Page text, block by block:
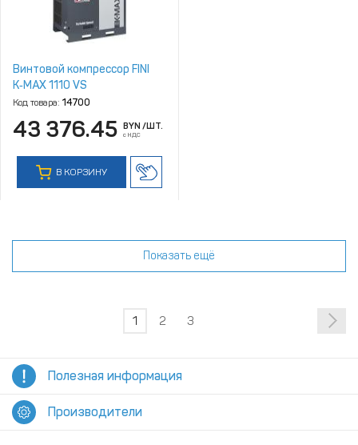
Винтовой компрессор FINI
K‑MAX 1110 VS
Код товара: 14700
43 376.45 BYN /ШТ.
с НДС
В КОРЗИНУ
Показать ещё
1 2 3
Полезная информация
Производители